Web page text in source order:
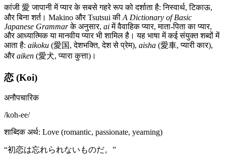
कांजी 愛 जापानी में प्यार के सबसे गहरे रूप को दर्शाता है: निस्वार्थ, टिकाऊ,
और बिना शर्त। Makino और Tsutsui की A Dictionary of Basic
Japanese Grammarके अनुसार, aiमें वैवाहिक प्यार, माता-पिता का प्यार,
और आध्यात्मिक या मानवीय प्यार भी शामिल है। यह भाषा में कई संयुक्त शब्दों में
आता है: aikoku (愛国, देशभक्ति, देश से प्रेम), aisha (愛車, प्यारी कार),
औरaiken (愛犬, प्यारा कुत्ता)।
恋 (Koi)
अनौपचारिक
/koh-ee/
शाब्दिक अर्थ: Love (romantic, passionate, yearning)
“初恋は忘れられないものだ。 ”